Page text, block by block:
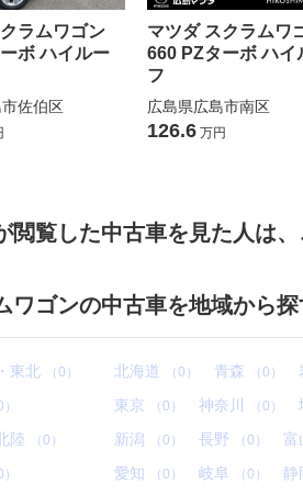
ラムワゴン
ボ ハイルー
佐伯区
マツダ スクラムワ
660 PZターボ ハイ
フ
広島県広島市南区
126.6 万円
閲覧した中古車を見た人は
ワゴンの中古車を地域から
東北 （0） 北海道 （0） 青森 （0）
） 東京 （0） 神奈川 （0）
陸 （0） 新潟 （0） 長野 （0） 富
） 愛知 （0） 岐阜 （0） 静